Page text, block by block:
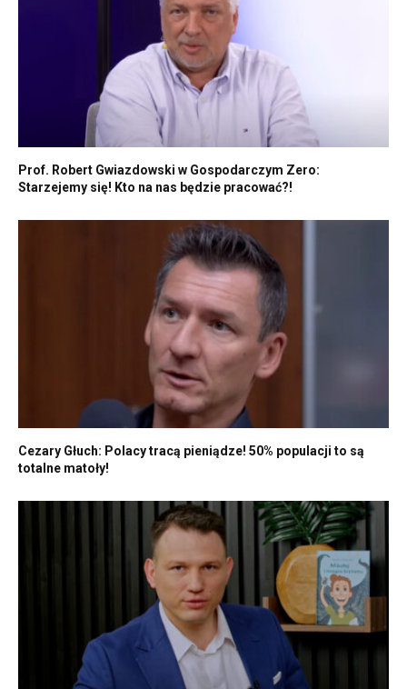
Prof. Robert Gwiazdowski w Gospodarczym Zero:
Starzejemy się! Kto na nas będzie pracować?!
Cezary Głuch: Polacy tracą pieniądze! 50% populacji to są
totalne matoły!